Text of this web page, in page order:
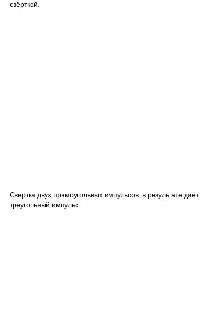
свёрткой.
Свертка двух прямоугольных импульсов: в результате даёт
треугольный импульс.